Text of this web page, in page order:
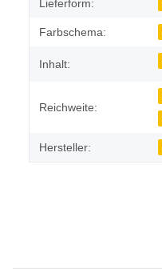
Lieferform:
Farbschema:
Inhalt:
Reichweite:
Hersteller: